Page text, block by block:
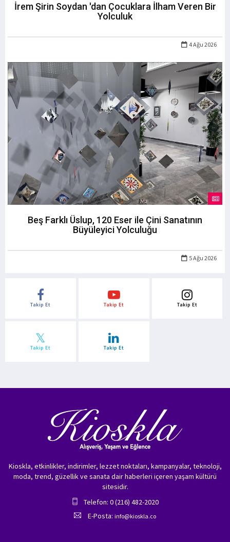
İrem Şirin Soydan 'dan Çocuklara İlham Veren Bir
Yolculuk
4 Ağu 2026
Beş Farklı Üslup, 120 Eser ile Çini Sanatının
Büyüleyici Yolculuğu
5 Ağu 2026
Takip Et Takip Et Takip Et
Takip Et Takip Et
Kioskla, etkinlikler, indirimler, lezzet noktaları, kampanyalar, teknoloji,
moda, trend, güzellik ve sanata dair haberleri içeren yaşam kültürü
sitesidir.
Telefon: 0 (216) 482-2020
E-Posta: info@kioskla.co